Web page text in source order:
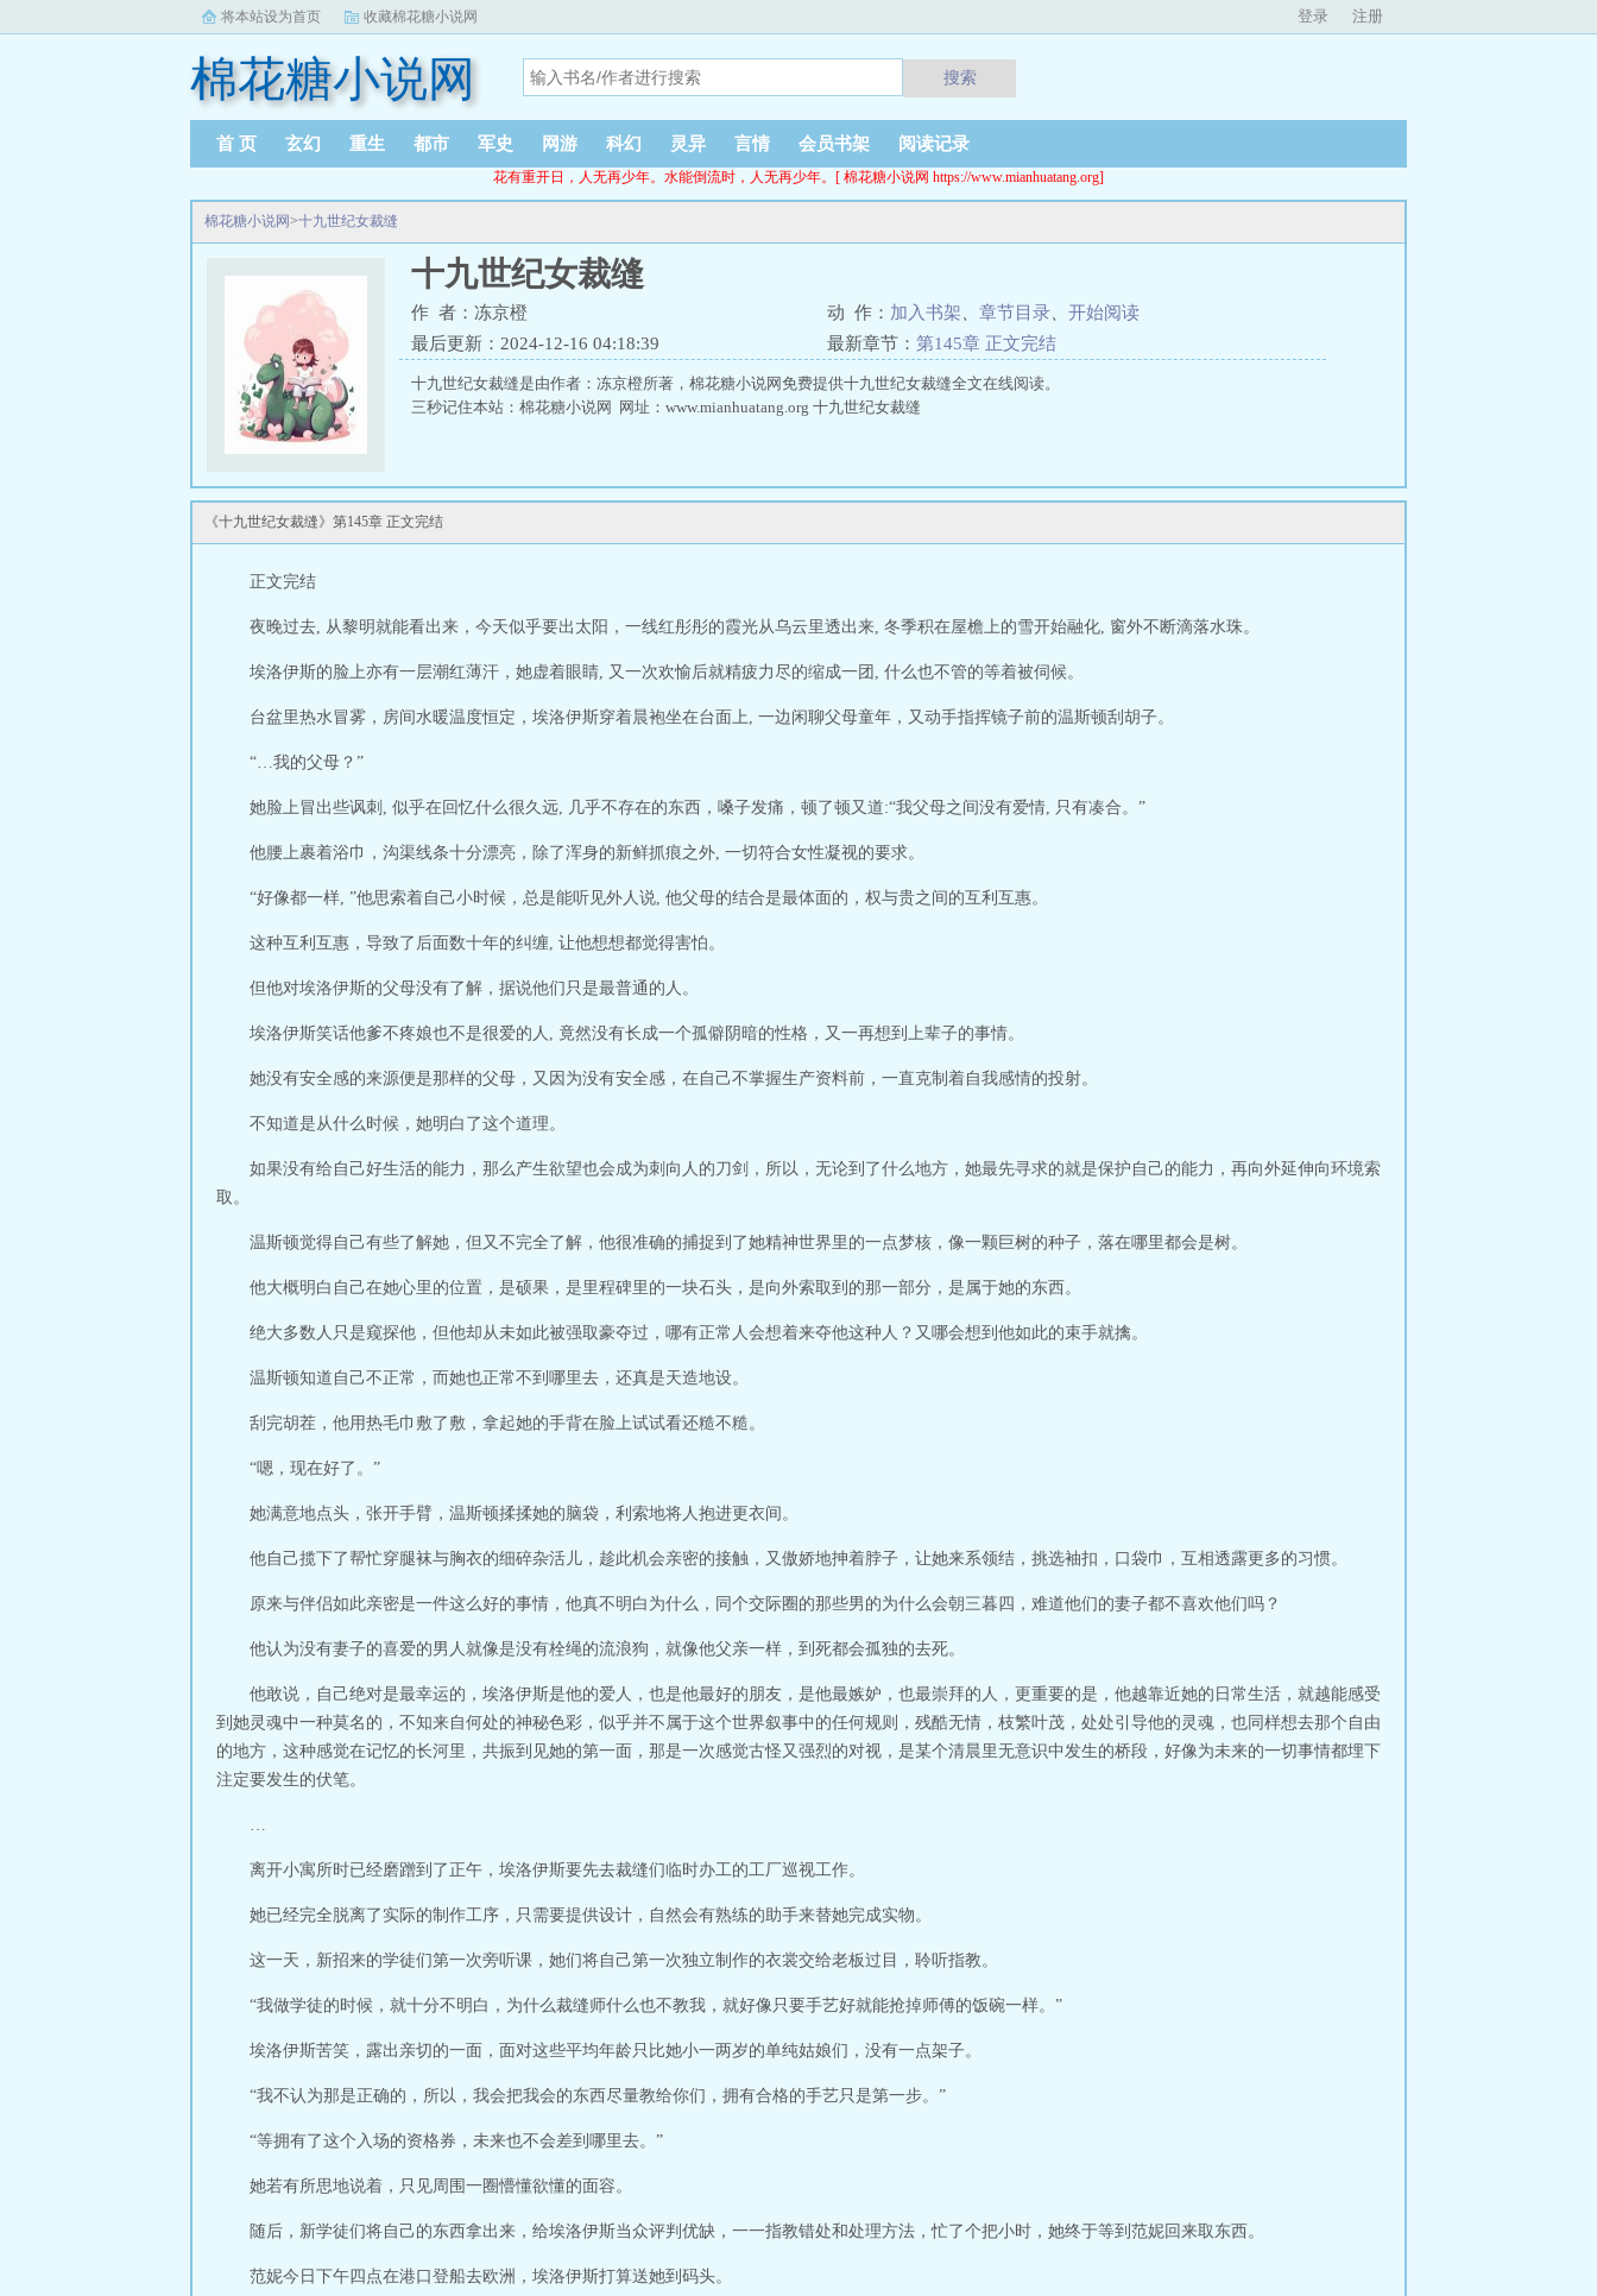
将本站设为首页 收藏棉花糖小说网 登录 注册
棉花糖小说网 搜索
首 页 玄幻 重生 都市 军史 网游 科幻 灵异 言情 会员书架 阅读记录
花有重开日，人无再少年。水能倒流时，人无再少年。[ 棉花糖小说网 https://www.mianhuatang.org]
棉花糖小说网>十九世纪女裁缝
十九世纪女裁缝
作 者：冻京橙 动 作： 加入书架 章节目录
开始阅读
最后更新：2024-12-16 04:18:39
最新章节： 第145章 正文完结
十九世纪女裁缝是由作者：冻京橙所著，棉花糖小说网免费提供十九世纪女裁缝全文在线阅读。
三秒记住本站：棉花糖小说网 网址：www.mianhuatang.org 十九世纪女裁缝
《十九世纪女裁缝》第145章 正文完结
正文完结
夜晚过去, 从黎明就能看出来，今天似乎要出太阳，一线红彤彤的霞光从乌云里透出来, 冬季积在屋檐上的雪开始融化, 窗外不断滴落水珠。
埃洛伊斯的脸上亦有一层潮红薄汗，她虚着眼睛, 又一次欢愉后就精疲力尽的缩成一团, 什么也不管的等着被伺候。
台盆里热水冒雾，房间水暖温度恒定，埃洛伊斯穿着晨袍坐在台面上, 一边闲聊父母童年，又动手指挥镜子前的温斯顿刮胡子。
“…我的父母？”
她脸上冒出些讽刺, 似乎在回忆什么很久远, 几乎不存在的东西，嗓子发痛，顿了顿又道:“我父母之间没有爱情, 只有凑合。”
他腰上裹着浴巾，沟渠线条十分漂亮，除了浑身的新鲜抓痕之外, 一切符合女性凝视的要求。
“好像都一样, ”他思索着自己小时候，总是能听见外人说, 他父母的结合是最体面的，权与贵之间的互利互惠。
这种互利互惠，导致了后面数十年的纠缠, 让他想想都觉得害怕。
但他对埃洛伊斯的父母没有了解，据说他们只是最普通的人。
埃洛伊斯笑话他爹不疼娘也不是很爱的人, 竟然没有长成一个孤僻阴暗的性格，又一再想到上辈子的事情。
她没有安全感的来源便是那样的父母，又因为没有安全感，在自己不掌握生产资料前，一直克制着自我感情的投射。
不知道是从什么时候，她明白了这个道理。
如果没有给自己好生活的能力，那么产生欲望也会成为刺向人的刀剑，所以，无论到了什么地方，她最先寻求的就是保护自己的能力，再向外延伸向环境索
取。
温斯顿觉得自己有些了解她，但又不完全了解，他很准确的捕捉到了她精神世界里的一点梦核，像一颗巨树的种子，落在哪里都会是树。
他大概明白自己在她心里的位置，是硕果，是里程碑里的一块石头，是向外索取到的那一部分，是属于她的东西。
绝大多数人只是窥探他，但他却从未如此被强取豪夺过，哪有正常人会想着来夺他这种人？又哪会想到他如此的束手就擒。
温斯顿知道自己不正常，而她也正常不到哪里去，还真是天造地设。
刮完胡茬，他用热毛巾敷了敷，拿起她的手背在脸上试试看还糙不糙。
“嗯，现在好了。”
她满意地点头，张开手臂，温斯顿揉揉她的脑袋，利索地将人抱进更衣间。
他自己揽下了帮忙穿腿袜与胸衣的细碎杂活儿，趁此机会亲密的接触，又傲娇地抻着脖子，让她来系领结，挑选袖扣，口袋巾，互相透露更多的习惯。
原来与伴侣如此亲密是一件这么好的事情，他真不明白为什么，同个交际圈的那些男的为什么会朝三暮四，难道他们的妻子都不喜欢他们吗？
他认为没有妻子的喜爱的男人就像是没有栓绳的流浪狗，就像他父亲一样，到死都会孤独的去死。
他敢说，自己绝对是最幸运的，埃洛伊斯是他的爱人，也是他最好的朋友，是他最嫉妒，也最崇拜的人，更重要的是，他越靠近她的日常生活，就越能感受
到她灵魂中一种莫名的，不知来自何处的神秘色彩，似乎并不属于这个世界叙事中的任何规则，残酷无情，枝繁叶茂，处处引导他的灵魂，也同样想去那个自由
的地方，这种感觉在记忆的长河里，共振到见她的第一面，那是一次感觉古怪又强烈的对视，是某个清晨里无意识中发生的桥段，好像为未来的一切事情都埋下
注定要发生的伏笔。
…
离开小寓所时已经磨蹭到了正午，埃洛伊斯要先去裁缝们临时办工的工厂巡视工作。
她已经完全脱离了实际的制作工序，只需要提供设计，自然会有熟练的助手来替她完成实物。
这一天，新招来的学徒们第一次旁听课，她们将自己第一次独立制作的衣裳交给老板过目，聆听指教。
“我做学徒的时候，就十分不明白，为什么裁缝师什么也不教我，就好像只要手艺好就能抢掉师傅的饭碗一样。”
埃洛伊斯苦笑，露出亲切的一面，面对这些平均年龄只比她小一两岁的单纯姑娘们，没有一点架子。
“我不认为那是正确的，所以，我会把我会的东西尽量教给你们，拥有合格的手艺只是第一步。”
“等拥有了这个入场的资格券，未来也不会差到哪里去。”
她若有所思地说着，只见周围一圈懵懂欲懂的面容。
随后，新学徒们将自己的东西拿出来，给埃洛伊斯当众评判优缺，一一指教错处和处理方法，忙了个把小时，她终于等到范妮回来取东西。
范妮今日下午四点在港口登船去欧洲，埃洛伊斯打算送她到码头。